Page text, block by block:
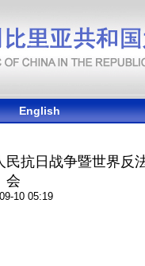
English
抗日战争暨世界反
会
10 05:19